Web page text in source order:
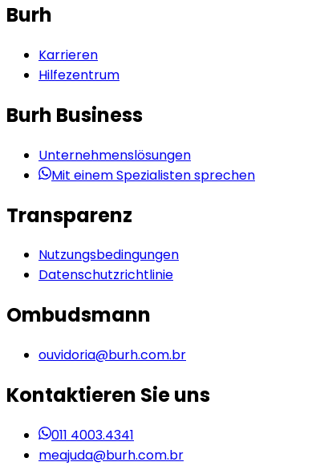
Burh
Karrieren
Hilfezentrum
Burh Business
Unternehmenslösungen
Mit einem Spezialisten sprechen
Transparenz
Nutzungsbedingungen
Datenschutzrichtlinie
Ombudsmann
ouvidoria@burh.com.br
Kontaktieren Sie uns
011 4003.4341
meajuda@burh.com.br